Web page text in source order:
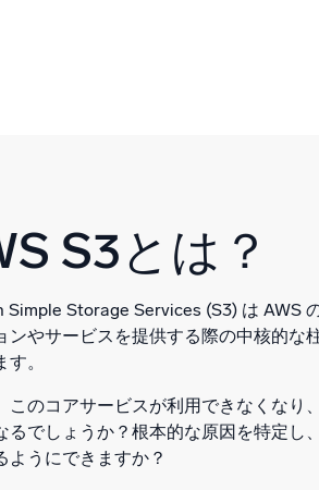
S3とは？
Simple Storage Services (S3) は AWS
ンやサービスを提供する際の中核的な
。
このコアサービスが利用できなくなり
るでしょうか？根本的な原因を特定し
ようにできますか？